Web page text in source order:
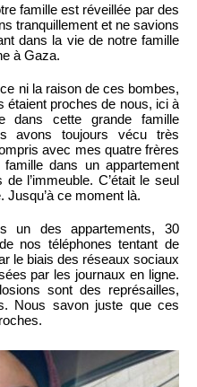
famille est réveillée par des
tranquillement et ne savions
dans la vie de notre famille
à Gaza.
ni la raison de ces bombes,
étaient proches de nous, ici à
dans cette grande famille
avons toujours vécu très
avec mes quatre frères
dans un appartement
l’immeuble. C’était le seul
Jusqu’à ce moment là.
un des appartements, 30
nos téléphones tentant de
le biais des réseaux sociaux
par les journaux en ligne.
sont des représailles,
Nous savon juste que ces